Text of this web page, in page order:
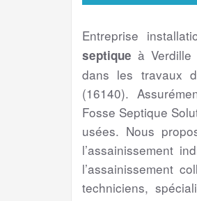
Entreprise
septique à Verdille
dans les travaux
(16140).
Fosse Septique
usées. Nous
l’assainissement
l’assainissement
techniciens,